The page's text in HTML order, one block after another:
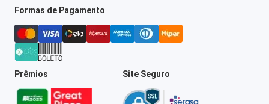
Formas de Pagamento
Prêmios Site Seguro